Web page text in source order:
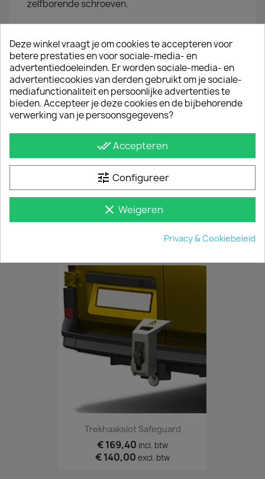
zelfborende schroeven.
Set Van 2 Led Lampen 12V 50 Cm Incl. Schakelaar
€ 102,85incl. btw
excl. btw
Trekhaakslot Safeguard
€ 169,40 incl. btw
€ 140,00 excl. btw
Deze winkel vraagt je om cookies te accepteren voor
betere prestaties en voor sociale-media- en
advertentiedoeleinden. Er worden sociale-media- en
advertentiecookies van derden gebruikt om je sociale-
mediafunctionaliteit en persoonlijke advertenties te
bieden. Accepteer je deze cookies en de bijbehorende
verwerking van je persoonsgegevens?
done_allAccepteren
tune Configureer
clear Weigeren
Privacy & Cookiebeleid